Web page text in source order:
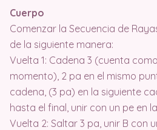
Cuerpo
Comenzar la Secuencia de
de la siguiente manera:
Vuelta 1: Cadena 3 (cuenta
momento), 2 pa en el mismo
cadena, (3 pa) en la siguiente
hasta el final, unir con un pe en
Vuelta 2: Saltar 3 pa, unir B con